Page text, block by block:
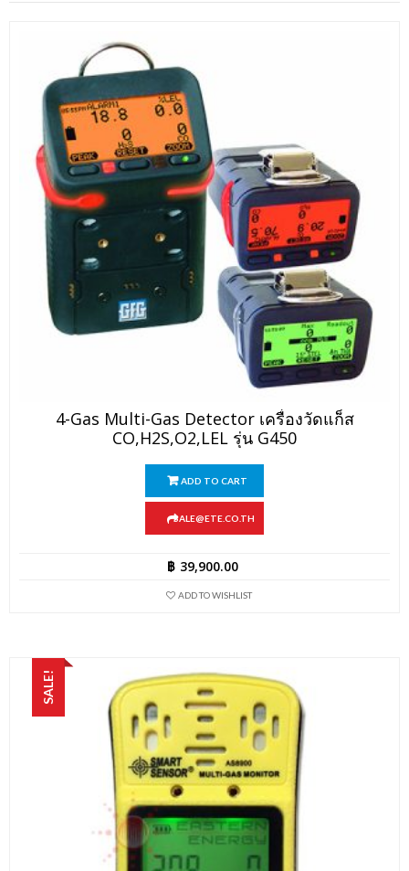
4-Gas Multi-Gas Detector เครื่องวัดแก็ส
CO,H2S,O2,LEL รุ่น G450
ADD TO CART
SALE@ETE.CO.TH
฿ 39,900.00
ADD TO WISHLIST
SALE!